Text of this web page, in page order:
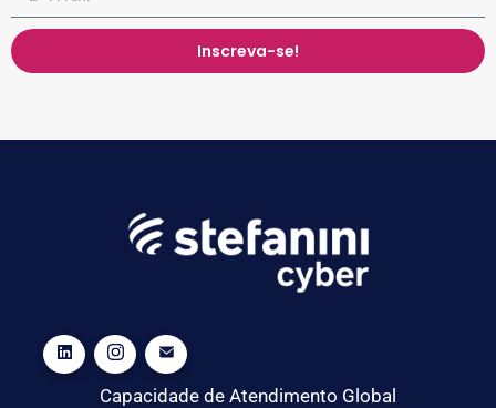
Inscreva-se!
Capacidade de Atendimento Global